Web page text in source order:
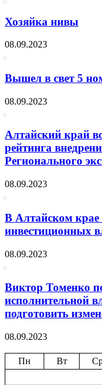
Хозяйка нивы
08.09.2023
Вышел в свет 5
08.09.2023
Алтайский край
рейтинга
Регионального
08.09.2023
В Алтайском крае
инвестиционных
08.09.2023
Виктор Томенко
исполнительной
подготовить
08.09.2023
Пн
Вт